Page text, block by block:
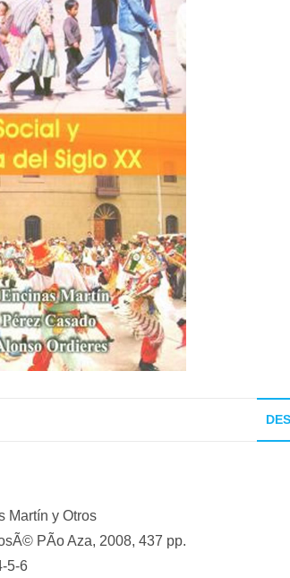
Martín y Otros
PÃ­o Aza, 2008, 437 pp.
5-6